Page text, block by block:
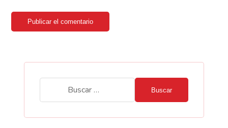
Publicar el comentario
Buscar